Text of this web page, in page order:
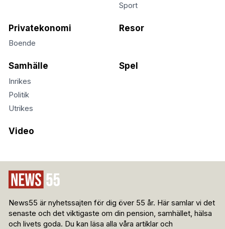
Sport
Privatekonomi
Boende
Resor
Samhälle
Inrikes
Politik
Utrikes
Spel
Video
News55 är nyhetssajten för dig över 55 år. Här samlar vi det
senaste och det viktigaste om din pension, samhället, hälsa
och livets goda. Du kan läsa alla våra artiklar och